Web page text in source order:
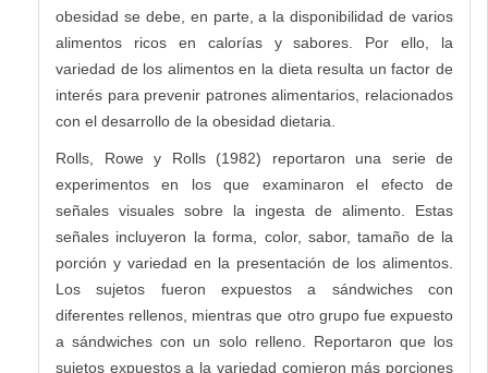
obesidad se debe, en parte, a la disponibilidad de varios
alimentos ricos en calorías y sabores. Por ello, la
variedad de los alimentos en la dieta resulta un factor de
interés para prevenir patrones alimentarios, relacionados
con el desarrollo de la obesidad dietaria.
Rolls, Rowe y Rolls (1982) reportaron una serie de
experimentos en los que examinaron el efecto de
señales visuales sobre la ingesta de alimento. Estas
señales incluyeron la forma, color, sabor, tamaño de la
porción y variedad en la presentación de los alimentos.
Los sujetos fueron expuestos a sándwiches con
diferentes rellenos, mientras que otro grupo fue expuesto
a sándwiches con un solo relleno. Reportaron que los
sujetos expuestos a la variedad comieron más porciones